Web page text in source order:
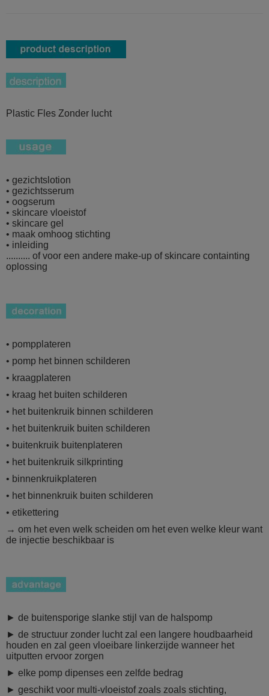
Plastic Fles Zonder lucht
• gezichtslotion
• gezichtsserum
• oogserum
• skincare vloeistof
• skincare gel
• maak omhoog stichting
• inleiding
.......... of voor een andere make-up of skincare containting
oplossing
• pompplateren
• pomp het binnen schilderen
• kraagplateren
• kraag het buiten schilderen
• het buitenkruik binnen schilderen
• het buitenkruik buiten schilderen
• buitenkruik buitenplateren
• het buitenkruik silkprinting
• binnenkruikplateren
• het binnenkruik buiten schilderen
• etikettering
→ om het even welk scheiden om het even welke kleur want
de injectie beschikbaar is
► de buitensporige slanke stijl van de halspomp
► de structuur zonder lucht zal een langere houdbaarheid
houden en zal geen vloeibare linkerzijde wanneer het
uitputten ervoor zorgen
► elke pomp dipenses een zelfde bedrag
► geschikt voor multi-vloeistof zoals zoals stichting,